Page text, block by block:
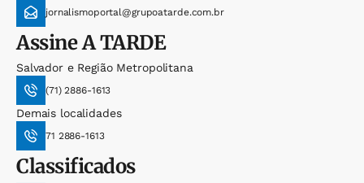
jornalismoportal@grupoatarde.com.br
AssineA TARDE
Salvador e Região Metropolitana
(71) 2886-1613
Demais localidades
71 2886-1613
Classificados